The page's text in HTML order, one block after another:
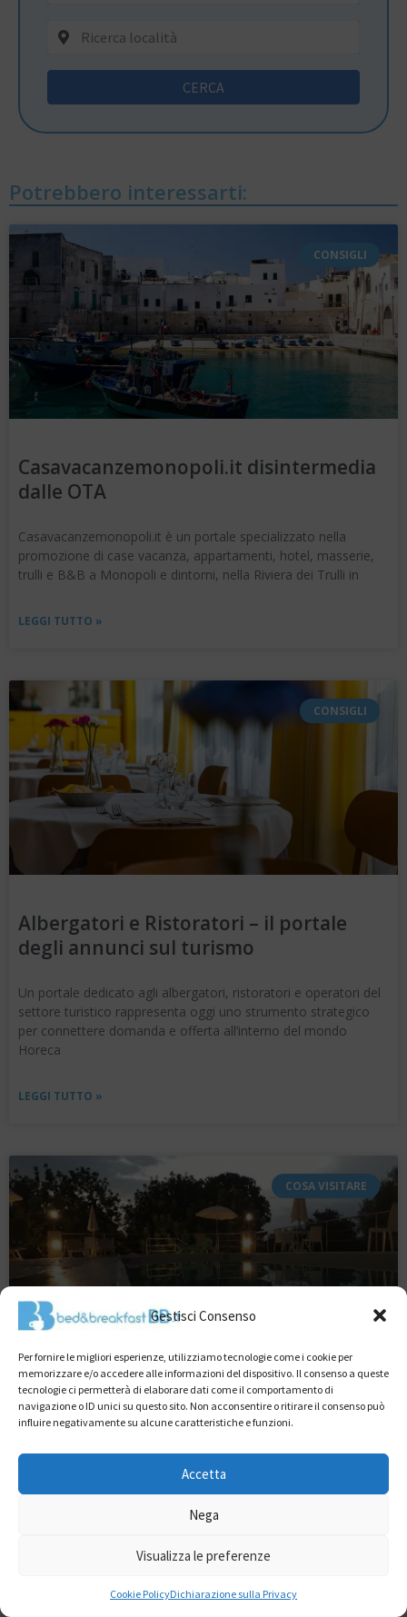
Gestisci Consenso
Per fornire le migliori esperienze, utilizziamo tecnologie come i cookie per
memorizzare e/o accedere alle informazioni del dispositivo. Il consenso a queste
tecnologie ci permetterà di elaborare dati come il comportamento di
navigazione o ID unici su questo sito. Non acconsentire o ritirare il consenso può
influire negativamente su alcune caratteristiche e funzioni.
Accetta
Nega
Visualizza le preferenze
Cookie PolicyDichiarazione sulla Privacy
CERCA
Potrebbero interessarti:
CONSIGLI
Casavacanzemonopoli.it disintermedia
dalle OTA
Casavacanzemonopoli.it è un portale specializzato nella
promozione di case vacanza, appartamenti, hotel, masserie,
trulli e B&B a Monopoli e dintorni, nella Riviera dei Trulli in
LEGGI TUTTO »
CONSIGLI
Albergatori e Ristoratori – il portale
degli annunci sul turismo
Un portale dedicato agli albergatori, ristoratori e operatori del
settore turistico rappresenta oggi uno strumento strategico
per connettere domanda e offerta all’interno del mondo
Horeca
LEGGI TUTTO »
COSA VISITARE
Masseria Romanelli Noya Monopoli
campagna situata nelle tranquille campagne di Monopoli,
immersa in un paesaggio rurale tipico della Murgia costiera e